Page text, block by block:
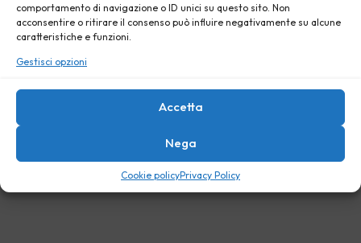
comportamento di navigazione o ID unici su questo sito. Non
acconsentire o ritirare il consenso può influire negativamente su alcune
caratteristiche e funzioni.
Gestisci opzioni
Accetta
Nega
Cookie policyPrivacy Policy